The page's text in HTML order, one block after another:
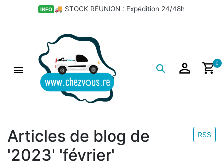
INFO 🚚 STOCK RÉUNION : Expédition 24/48h
0
RSS
Articles de blog de
'2023' 'février'